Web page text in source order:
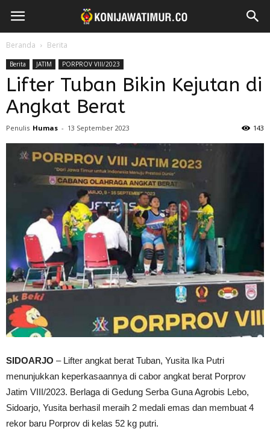
Beranda Berita
Berita JATIM PORPROV VIII/2023
Lifter Tuban Bikin Kejutan di
Angkat Berat
Penulis Humas - 13 September 2023 143
SIDOARJO – Lifter angkat berat Tuban, Yusita Ika Putri
menunjukkan keperkasaannya di cabor angkat berat Porprov
Jatim VIII/2023. Berlaga di Gedung Serba Guna Agrobis Lebo,
Sidoarjo, Yusita berhasil meraih 2 medali emas dan membuat 4
rekor baru Porprov di kelas 52 kg putri.